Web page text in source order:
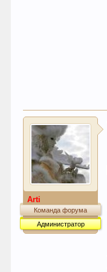
Arti
Команда форума
Администратор